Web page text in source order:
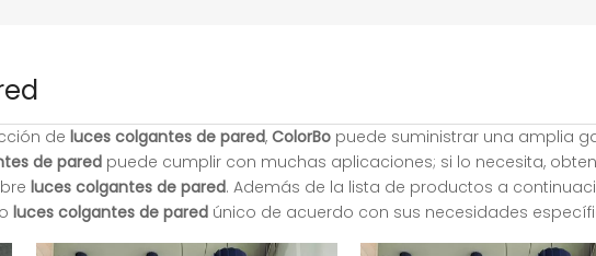
de luces colgantes de pared, ColorBo puede suministrar una amplia
de pared puede cumplir con muchas aplicaciones; si lo necesita,
luces colgantes de pared. Además de la lista de productos a
luces colgantes de pared único de acuerdo con sus necesidades